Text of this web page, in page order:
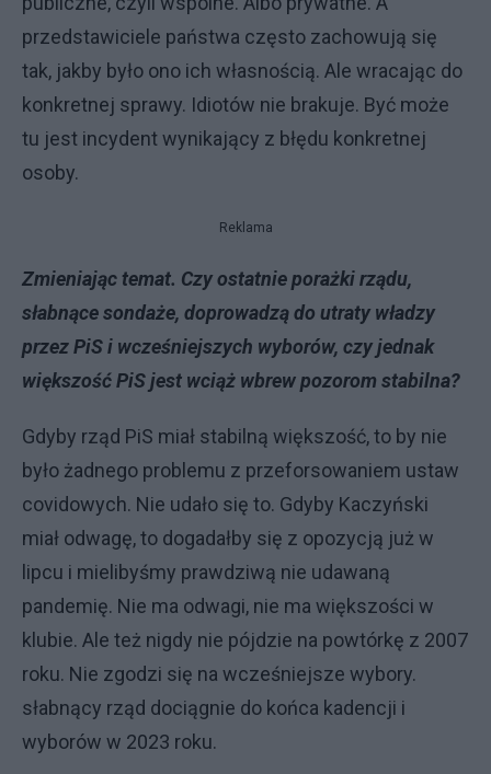
przedstawiciele państwa często zachowują się
tak, jakby było ono ich własnością. Ale wracając do
konkretnej sprawy. Idiotów nie brakuje. Być może
tu jest incydent wynikający z błędu konkretnej
osoby.
Reklama
Zmieniając temat. Czy ostatnie porażki rządu,
słabnące sondaże, doprowadzą do utraty władzy
przez PiS i wcześniejszych wyborów, czy jednak
większość PiS jest wciąż wbrew pozorom stabilna?
Gdyby rząd PiS miał stabilną większość, to by nie
było żadnego problemu z przeforsowaniem ustaw
covidowych. Nie udało się to. Gdyby Kaczyński
miał odwagę, to dogadałby się z opozycją już w
lipcu i mielibyśmy prawdziwą nie udawaną
pandemię. Nie ma odwagi, nie ma większości w
klubie. Ale też nigdy nie pójdzie na powtórkę z 2007
roku. Nie zgodzi się na wcześniejsze wybory.
słabnący rząd dociągnie do końca kadencji i
wyborów w 2023 roku.